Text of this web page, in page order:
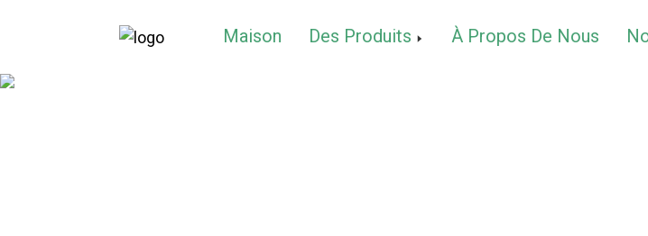
Maison Des Produits À Propos De Nous